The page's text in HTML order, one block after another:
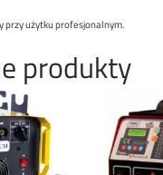
przy użytku profesjonalnym.
produkty